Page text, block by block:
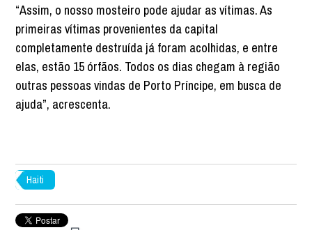
“Assim, o nosso mosteiro pode ajudar as vítimas. As
primeiras vítimas provenientes da capital
completamente destruída já foram acolhidas, e entre
elas, estão 15 órfãos. Todos os dias chegam à região
outras pessoas vindas de Porto Príncipe, em busca de
ajuda”, acrescenta.
Haiti